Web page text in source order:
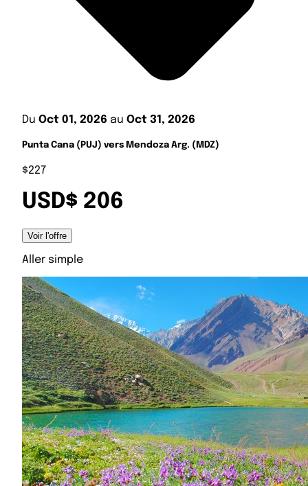
Du Oct 01, 2026 au Oct 31, 2026
Punta Cana (PUJ) vers Mendoza Arg. (MDZ)
$227
USD$ 206
Voir l'offre
Aller simple